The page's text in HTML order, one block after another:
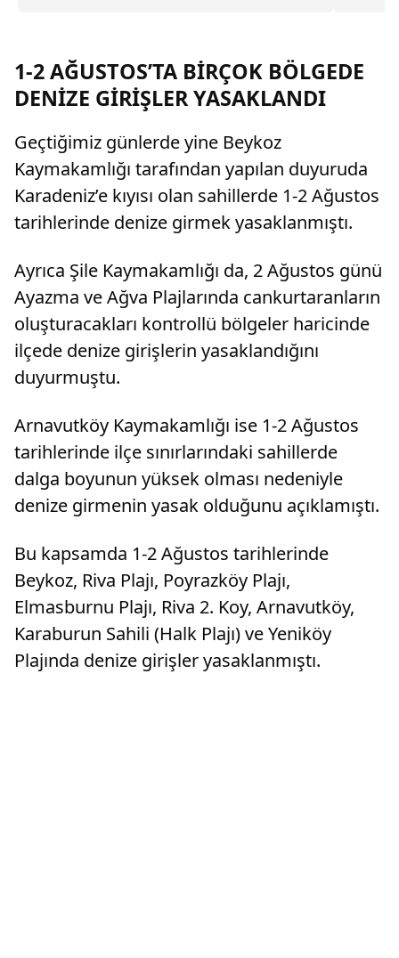
lira tazminat ödemesine karar verildi.
1-2 AĞUSTOS’TA BİRÇOK BÖLGEDE
DENİZE GİRİŞLER YASAKLANDI
Geçtiğimiz günlerde yine Beykoz
Kaymakamlığı tarafından yapılan duyuruda
Karadeniz’e kıyısı olan sahillerde 1-2 Ağustos
tarihlerinde denize girmek yasaklanmıştı.
Ayrıca Şile Kaymakamlığı da, 2 Ağustos günü
Ayazma ve Ağva Plajlarında cankurtaranların
oluşturacakları kontrollü bölgeler haricinde
ilçede denize girişlerin yasaklandığını
duyurmuştu.
Arnavutköy Kaymakamlığı ise 1-2 Ağustos
tarihlerinde ilçe sınırlarındaki sahillerde
dalga boyunun yüksek olması nedeniyle
denize girmenin yasak olduğunu açıklamıştı.
Bu kapsamda 1-2 Ağustos tarihlerinde
Beykoz, Riva Plajı, Poyrazköy Plajı,
Elmasburnu Plajı, Riva 2. Koy, Arnavutköy,
Karaburun Sahili (Halk Plajı) ve Yeniköy
Plajında denize girişler yasaklanmıştı.